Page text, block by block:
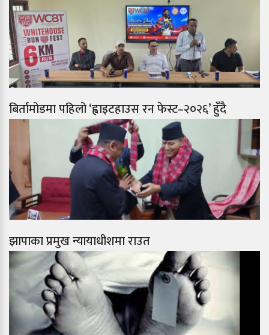
बिर्तामोडमा पहिलो ‘ह्वाइटहाउस रन फेस्ट–२०२६’ हुँदै
झापाका प्रमुख न्यायाधीशमा राउत